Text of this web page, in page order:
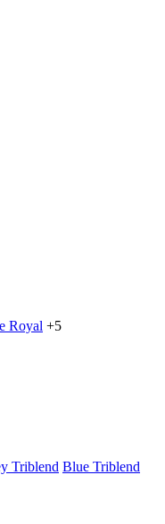
Royal +5
Triblend Blue Triblend